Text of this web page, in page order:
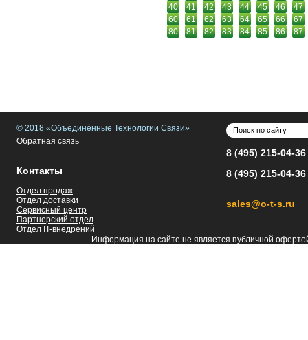
40
41 42 43 44 45 46
47
60
61 62 63 64 65 66
67
80
81 82 83 84 85 86 87
© 2018 «Объединённые Технологии Связи»
Обратная связь
Контакты
Отдел продаж
Отдел доставки
Сервисный центр
Партнерский отдел
Отдел IT-внедрений
8 (495) 215-04-36
8 (495) 215-04-36
sales@o-t-s.ru
Информация на сайте не является публичной